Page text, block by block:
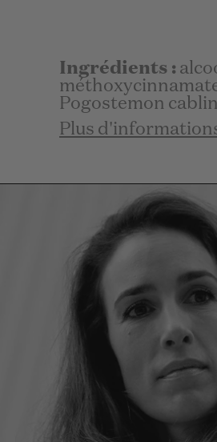
Ingrédients :
Pogostemon
Plus